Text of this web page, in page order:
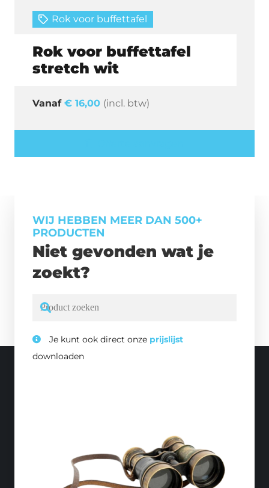
Rok voor buffettafel
Rok voor buffettafel
stretch wit
€ 16,00 (incl. btw)
WIJ HEBBEN MEER DAN 500+
PRODUCTEN
Niet gevonden wat je
zoekt?
Je kunt ook direct onze prijslijst
downloaden